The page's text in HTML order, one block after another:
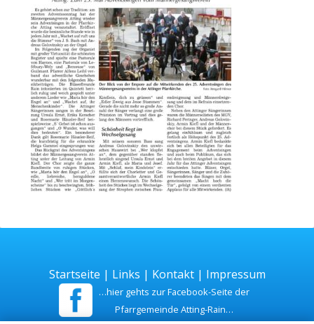
Startseite | Links | Kontakt| Impressum
…hier gehts zur Facebook-Seite der
Pfarrgemeinde Atting-Rain…